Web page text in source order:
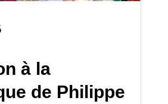
à la
de Philippe